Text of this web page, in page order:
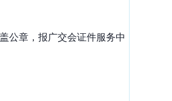
公章，报广交会证件服务中